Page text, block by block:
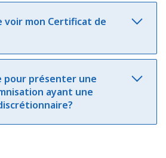
voir mon Certificat de
pour présenter une
ayant une